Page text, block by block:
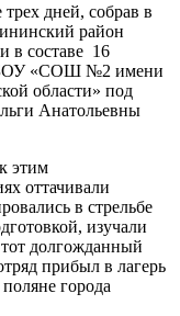
дней, собрав в
район
в составе 16
«СОШ №2 имени
области» под
Анатольевны
этим
оттачивали
в стрельбе
изучали
долгожданный
прибыл в лагерь
города